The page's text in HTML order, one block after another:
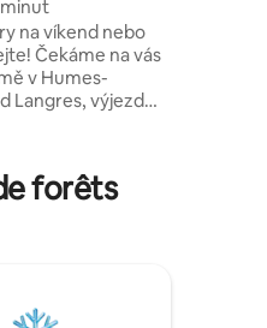
na víkend nebo
Čekáme na vás
v Humes-
Langres, výjezd
Navarra, nebo se
ilustruje Dům
forêts